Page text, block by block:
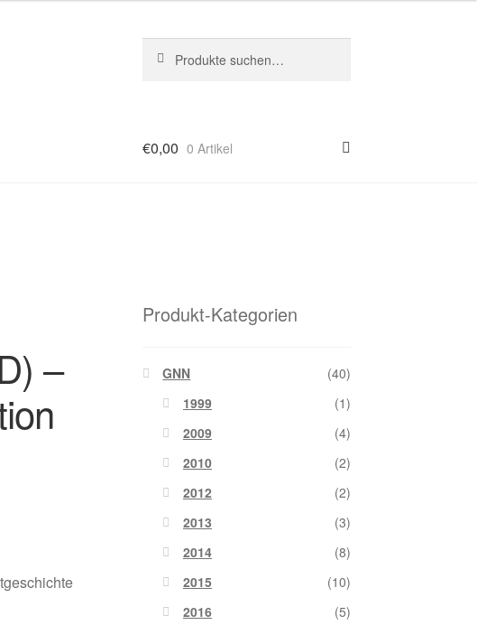
nach:
€0,00 0 Artikel
–
Produkt-Kategorien
GNN
(40)
1999
(1)
2009
(4)
2010
(2)
2012
(2)
2013
(3)
2014
(8)
2015
(10)
2016
(5)